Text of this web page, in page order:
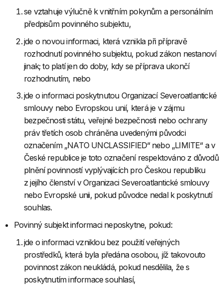
se vztahuje výlučně k vnitřním pokynům a personálním
předpisům povinného subjektu,
jde o novou informaci, která vznikla při přípravě
rozhodnutí povinného subjektu, pokud zákon nestanoví
jinak; to platí jen do doby, kdy se příprava ukončí
rozhodnutím, nebo
jde o informaci poskytnutou Organizací Severoatlantické
smlouvy nebo Evropskou unií, která je v zájmu
bezpečnosti státu, veřejné bezpečnosti nebo ochrany
práv třetích osob chráněna uvedenými původci
označením „NATO UNCLASSIFIED“ nebo „LIMITE“ a v
České republice je toto označení respektováno z důvodů
plnění povinností vyplývajících pro Českou republiku
z jejího členství v Organizaci Severoatlantické smlouvy
nebo Evropské unii, pokud původce nedal k poskytnutí
souhlas.
Povinný subjekt informaci neposkytne, pokud:
jde o informaci vzniklou bez použití veřejných
prostředků, která byla předána osobou, jíž takovouto
povinnost zákon neukládá, pokud nesdělila, že s
poskytnutím informace souhlasí,